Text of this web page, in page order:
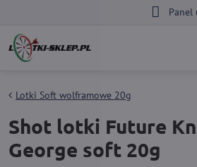
Panel
Lotki Soft wolframowe 20g
Shot lotki Future
George soft 20g